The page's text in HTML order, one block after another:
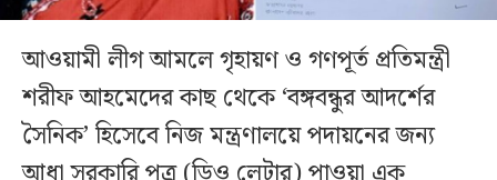
আওয়ামী লীগ আমলে গৃহায়ণ ও গণপূর্ত প্রতিমন্ত্রী
শরীফ আহমেদের কাছ থেকে ‘বঙ্গবন্ধুর আদর্শের
সৈনিক’ হিসেবে নিজ মন্ত্রণালয়ে পদায়নের জন্য